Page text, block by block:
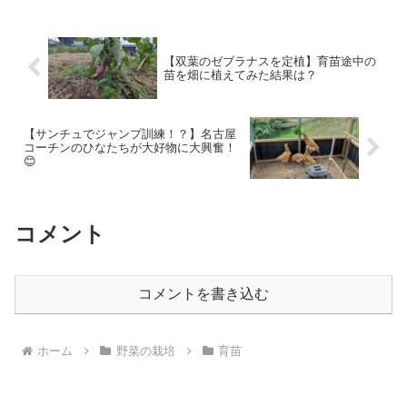
【双葉のゼブラナスを定植】育苗途中の
苗を畑に植えてみた結果は？
【サンチュでジャンプ訓練！？】名古屋
コーチンのひなたちが大好物に大興奮！
😊
コメント
コメントを書き込む
ホーム 野菜の栽培 育苗